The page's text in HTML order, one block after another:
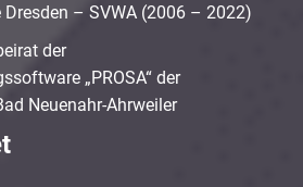
– SVWA (2006 – 2022)
der
„PROSA“ der
Neuenahr-Ahrweiler